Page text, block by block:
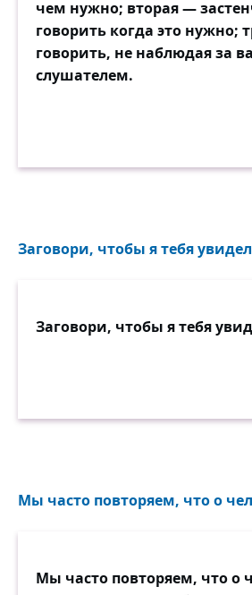
чем нужно; вторая —
говорить когда это нужно;
говорить, не наблюдая за
слушателем.
Заговори, чтобы я тебя
Заговори, чтобы я тебя
Мы часто повторяем, что о
Мы часто повторяем, что о